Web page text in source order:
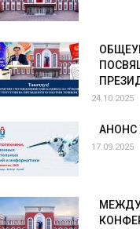
24.10.2025
АНОНС
17.09.2025